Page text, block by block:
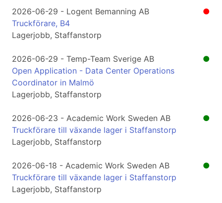
●
2026-06-29 - Logent Bemanning AB
Truckförare, B4
Lagerjobb, Staffanstorp
●
2026-06-29 - Temp-Team Sverige AB
Open Application - Data Center Operations
Coordinator in Malmö
Lagerjobb, Staffanstorp
●
2026-06-23 - Academic Work Sweden AB
Truckförare till växande lager i Staffanstorp
Lagerjobb, Staffanstorp
●
2026-06-18 - Academic Work Sweden AB
Truckförare till växande lager i Staffanstorp
Lagerjobb, Staffanstorp